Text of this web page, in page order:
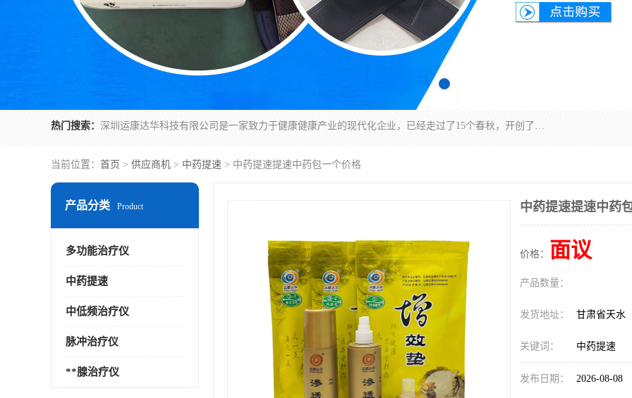
热门搜索： 深圳运康达华科技有限公司是一家致力于健康健康产业的现代化企业，已经走过了15个春秋，开创了中医外用发展的新未来，是专业从事中医医疗仪器的研发、生产、销售、服务为一体的子公司，在医疗器械的设计、开发和生产方面率先引进国际先进技术和好的科技人员，先后开发出了场效应治疗仪、多功能治疗仪、颈椎治疗仪、腰椎治疗仪、增效垫等多个系列。
当前位置： 首页 > 供应商机 > 中药提速 > 中药提速提速中药包一个价格
产品分类 Product
多功能治疗仪
中药提速
中低频治疗仪
脉冲治疗仪
**腺治疗仪
中药提速提速中药
价格： 面议
产品数量：
发货地址： 甘肃省天水
关键词： 中药提速
发布日期： 2026-08-08